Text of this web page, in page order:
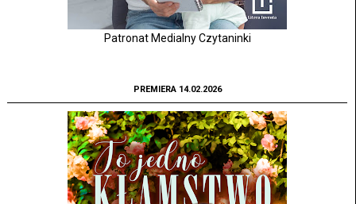
Patronat Medialny Czytaninki
PREMIERA 14.02.2026